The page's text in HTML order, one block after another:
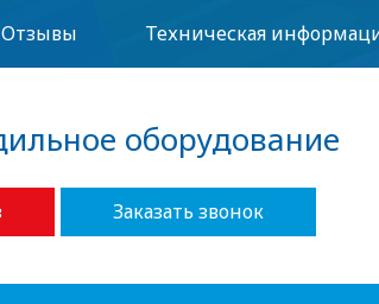
Отзывы Техническая
оборудование
Заказать звонок